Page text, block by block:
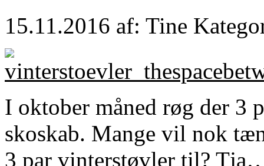
15.11.2016 af: Tine
I oktober måned røg der 3
skoskab. Mange vil nok
3 par vinterstøvler til?